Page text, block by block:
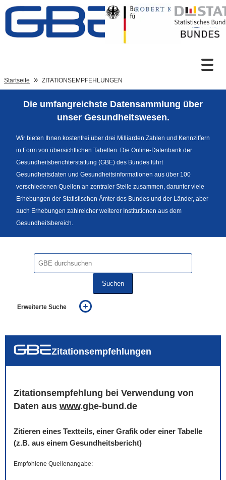
Zum Inhalt
Sprachumschaltung
Fußzeile
Startseite ZITATIONSEMPFEHLUNGEN
Die umfangreichste Datensammlung über
unser Gesundheitswesen.
Wir bieten Ihnen kostenfrei über drei Milliarden Zahlen und Kennziffern
in Form von übersichtlichen Tabellen. Die Online-Datenbank der
Gesundheitsberichterstattung (GBE) des Bundes führt
Gesundheitsdaten und Gesundheitsinformationen aus über 100
verschiedenen Quellen an zentraler Stelle zusammen, darunter viele
Erhebungen der Statistischen Ämter des Bundes und der Länder, aber
auch Erhebungen zahlreicher weiterer Institutionen aus dem
Gesundheitsbereich.
Suchen
Erweiterte Suche
auch in allen Texten suchen (Volltextsuche)
Zitationsempfehlungen
Zitationsempfehlung bei Verwendung von
Daten aus www.gbe-bund.de
Zitieren eines Textteils, einer Grafik oder einer Tabelle
(z.B. aus einem Gesundheitsbericht)
Empfohlene Quellenangabe: